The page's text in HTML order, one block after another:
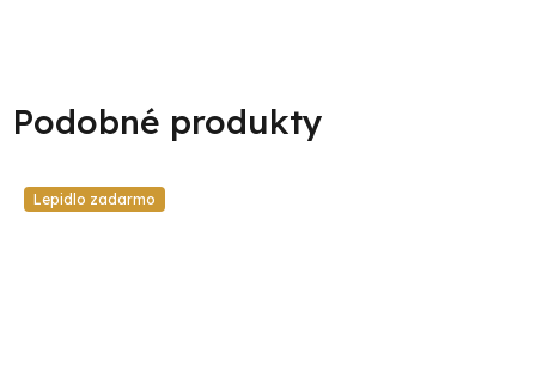
Lepidlo zadarmo